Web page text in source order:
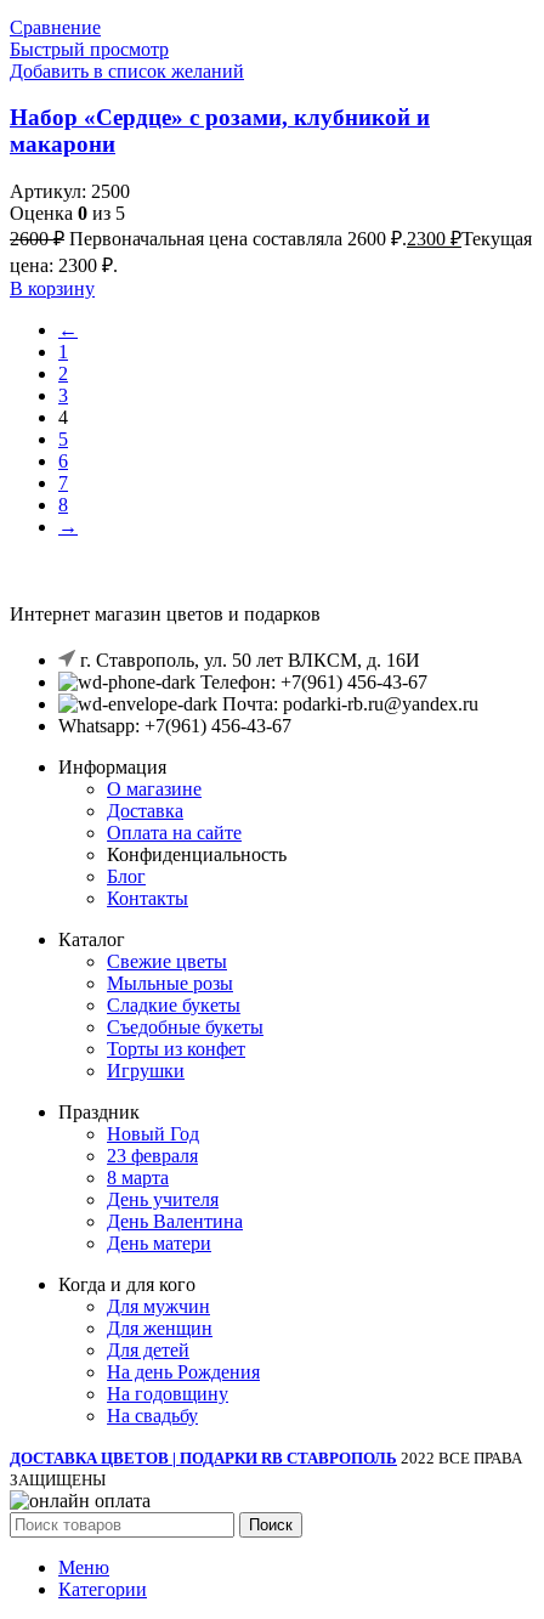
Сравнение
Быстрый просмотр
Добавить в список желаний
Набор «Сердце» с розами, клубникой и
макарони
Артикул: 2500
Оценка 0 из 5
2600₽ Первоначальная цена составляла 2600 ₽.2300 ₽Текущая
цена: 2300 ₽.
В корзину
←
1
2
3
4
5
6
7
8
→
Интернет магазин цветов и подарков
г. Ставрополь, ул. 50 лет ВЛКСМ, д. 16И
Телефон: +7(961) 456-43-67
Почта: podarki-rb.ru@yandex.ru
Whatsapp: +7(961) 456-43-67
Информация
О магазине
Доставка
Оплата на сайте
Конфиденциальность
Блог
Контакты
Каталог
Свежие цветы
Мыльные розы
Сладкие букеты
Съедобные букеты
Торты из конфет
Игрушки
Праздник
Новый Год
23 февраля
8 марта
День учителя
День Валентина
День матери
Когда и для кого
Для мужчин
Для женщин
Для детей
На день Рождения
На годовщину
На свадьбу
ДОСТАВКА ЦВЕТОВ | ПОДАРКИ RB СТАВРОПОЛЬ 2022 ВСЕ ПРАВА
ЗАЩИЩЕНЫ
Поиск
Меню
Категории